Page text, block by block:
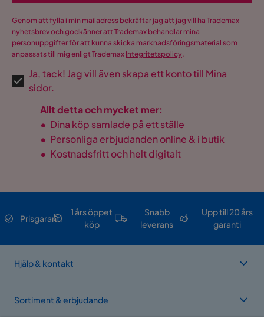
Genom att fylla i min mailadress bekräftar jag att jag vill ha Trademax
nyhetsbrev och godkänner att Trademax behandlar mina
personuppgifter för att kunna skicka marknadsföringsmaterial som
anpassats till mig enligt Trademax Integritetspolicy.
Ja, tack! Jag vill även skapa ett konto till Mina
sidor.
Allt detta och mycket mer:
• Dina köp samlade på ett ställe
• Personliga erbjudanden online & i butik
• Kostnadsfritt och helt digitalt
Prisgaranti
1 års öppet
köp
Snabb
leverans
Upp till 20 års
garanti
Hjälp & kontakt
Sortiment & erbjudande